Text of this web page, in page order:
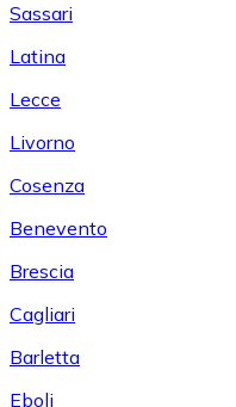
Sassari
Latina
Lecce
Livorno
Cosenza
Benevento
Brescia
Cagliari
Barletta
Eboli